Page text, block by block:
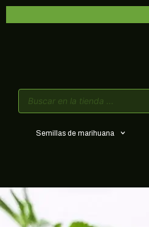
Semillas de marihuana